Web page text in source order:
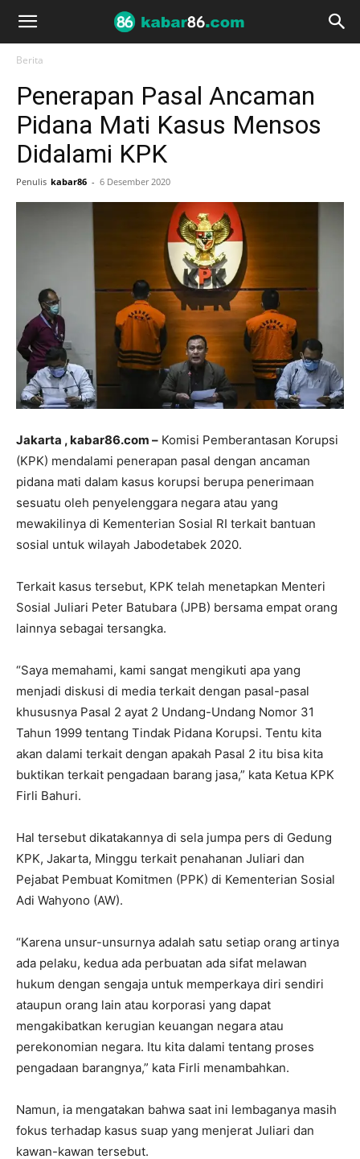
Berita
Penerapan Pasal Ancaman
Pidana Mati Kasus Mensos
Didalami KPK
Penulis kabar86 - 6 Desember 2020
Jakarta , kabar86.com – Komisi Pemberantasan Korupsi
(KPK) mendalami penerapan pasal dengan ancaman
pidana mati dalam kasus korupsi berupa penerimaan
sesuatu oleh penyelenggara negara atau yang
mewakilinya di Kementerian Sosial RI terkait bantuan
sosial untuk wilayah Jabodetabek 2020.
Terkait kasus tersebut, KPK telah menetapkan Menteri
Sosial Juliari Peter Batubara (JPB) bersama empat orang
lainnya sebagai tersangka.
“Saya memahami, kami sangat mengikuti apa yang
menjadi diskusi di media terkait dengan pasal-pasal
khususnya Pasal 2 ayat 2 Undang-Undang Nomor 31
Tahun 1999 tentang Tindak Pidana Korupsi. Tentu kita
akan dalami terkait dengan apakah Pasal 2 itu bisa kita
buktikan terkait pengadaan barang jasa,” kata Ketua KPK
Firli Bahuri.
Hal tersebut dikatakannya di sela jumpa pers di Gedung
KPK, Jakarta, Minggu terkait penahanan Juliari dan
Pejabat Pembuat Komitmen (PPK) di Kementerian Sosial
Adi Wahyono (AW).
“Karena unsur-unsurnya adalah satu setiap orang artinya
ada pelaku, kedua ada perbuatan ada sifat melawan
hukum dengan sengaja untuk memperkaya diri sendiri
ataupun orang lain atau korporasi yang dapat
mengakibatkan kerugian keuangan negara atau
perekonomian negara. Itu kita dalami tentang proses
pengadaan barangnya,” kata Firli menambahkan.
Namun, ia mengatakan bahwa saat ini lembaganya masih
fokus terhadap kasus suap yang menjerat Juliari dan
kawan-kawan tersebut.